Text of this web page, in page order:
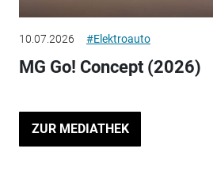
10.07.2026 #Elektroauto
MG Go! Concept (2026)
ZUR MEDIATHEK